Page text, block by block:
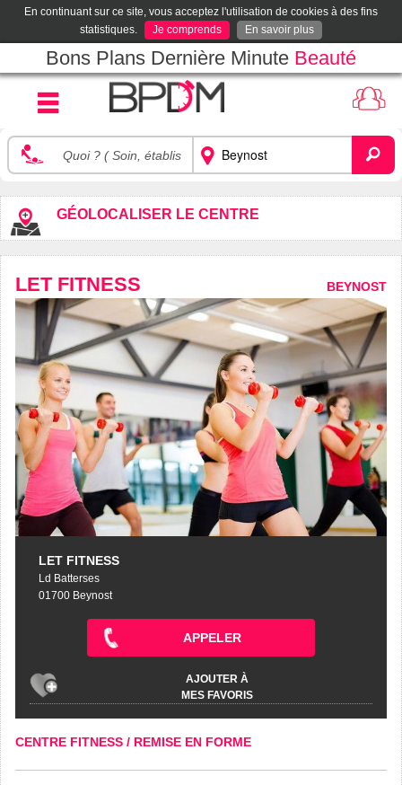
En continuant sur ce site, vous acceptez l'utilisation de cookies à des fins
statistiques.
Je comprends En savoir plus
Bons Plans Dernière Minute Beauté
GÉOLOCALISER LE CENTRE
LET FITNESS BEYNOST
LET FITNESS
Ld Batterses
01700 Beynost
APPELER
AJOUTER À
MES FAVORIS
CENTRE FITNESS / REMISE EN FORME